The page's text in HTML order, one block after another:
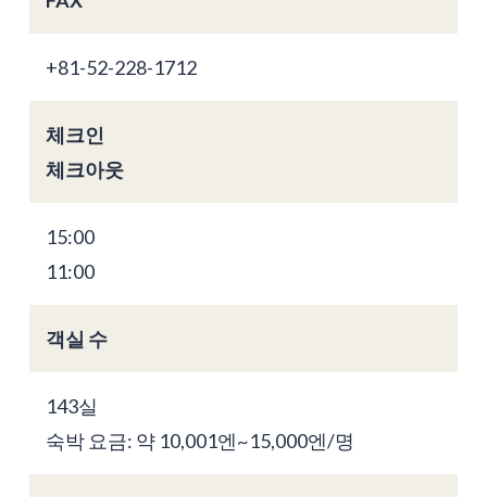
+81-52-228-1712
체크인
체크아웃
15:00
11:00
객실 수
143실
숙박 요금: 약 10,001엔~15,000엔/명